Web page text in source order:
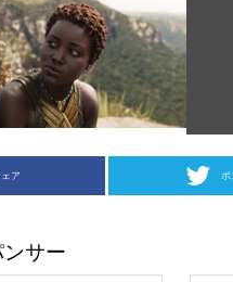
ェア ポ
サー